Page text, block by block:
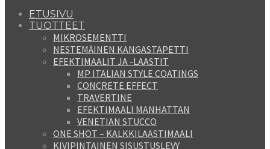
ETUSIVU
TUOTTEET
MIKROSEMENTTI
NESTEMÄINEN KANGASTAPETTI
EFEKTIMAALIT JA -LAASTIT
MP ITALIAN STYLE COATINGS
CONCRETE EFFECT
TRAVERTINE
EFEKTIMAALI MANHATTAN
VENETIAN STUCCO
ONE SHOT – KALKKILAASTIMAALI
KIVIPINTAINEN SISUSTUSLEVY